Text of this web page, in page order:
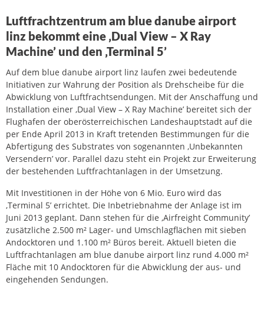
Luftfrachtzentrum am blue danube airport
linz bekommt eine ‚Dual View – X Ray
Machine’ und den ‚Terminal 5’
Auf dem blue danube airport linz laufen zwei bedeutende
Initiativen zur Wahrung der Position als Drehscheibe für die
Abwicklung von Luftfrachtsendungen. Mit der Anschaffung und
Installation einer ‚Dual View – X Ray Machine’ bereitet sich der
Flughafen der oberösterreichischen Landeshauptstadt auf die
per Ende April 2013 in Kraft tretenden Bestimmungen für die
Abfertigung des Substrates von sogenannten ‚Unbekannten
Versendern’ vor. Parallel dazu steht ein Projekt zur Erweiterung
der bestehenden Luftfrachtanlagen in der Umsetzung.
Mit Investitionen in der Höhe von 6 Mio. Euro wird das
‚Terminal 5’ errichtet. Die Inbetriebnahme der Anlage ist im
Juni 2013 geplant. Dann stehen für die ‚Airfreight Community’
zusätzliche 2.500 m² Lager- und Umschlagflächen mit sieben
Andocktoren und 1.100 m² Büros bereit. Aktuell bieten die
Luftfrachtanlagen am blue danube airport linz rund 4.000 m²
Fläche mit 10 Andocktoren für die Abwicklung der aus- und
eingehenden Sendungen.